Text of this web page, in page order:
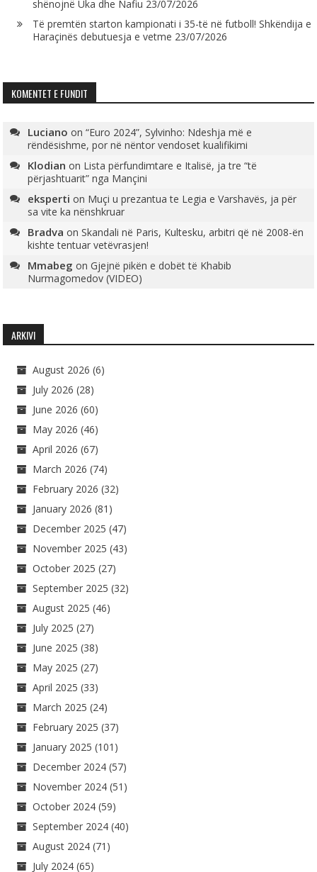
shënojnë Uka dhe Nafiu 23/07/2026
Të premtën starton kampionati i 35-të në futboll! Shkëndija e
Haraçinës debutuesja e vetme 23/07/2026
KOMENTET E FUNDIT
Luciano on“Euro 2024”, Sylvinho: Ndeshja më e
rëndësishme, por në nëntor vendoset kualifikimi
Klodian on Lista përfundimtare e Italisë, ja tre “të
përjashtuarit” nga Mançini
eksperti on Muçi u prezantua te Legia e Varshavës, ja për
sa vite ka nënshkruar
Bradva onSkandali në Paris, Kultesku, arbitri që në 2008-ën
kishte tentuar vetëvrasjen!
Mmabeg onGjejnë pikën e dobët të Khabib
Nurmagomedov (VIDEO)
ARKIVI
August 2026 (6)
July 2026 (28)
June 2026 (60)
May 2026 (46)
April 2026 (67)
March 2026 (74)
February 2026 (32)
January 2026 (81)
December 2025 (47)
November 2025 (43)
October 2025 (27)
September 2025 (32)
August 2025 (46)
July 2025 (27)
June 2025 (38)
May 2025 (27)
April 2025 (33)
March 2025 (24)
February 2025 (37)
January 2025 (101)
December 2024 (57)
November 2024 (51)
October 2024 (59)
September 2024 (40)
August 2024 (71)
July 2024 (65)